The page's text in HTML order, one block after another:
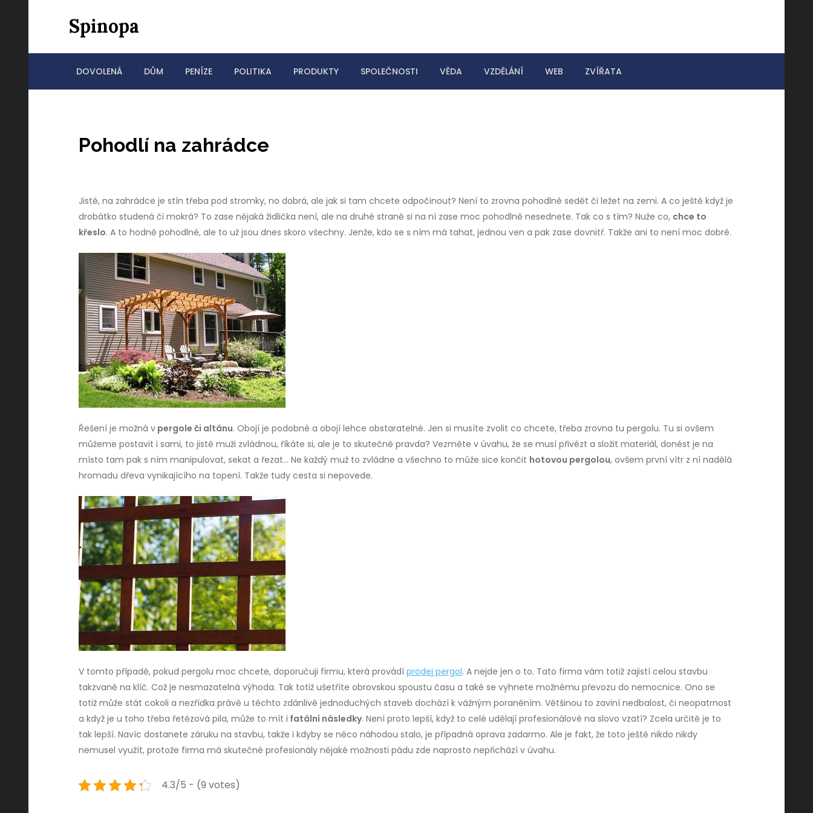
Spinopa
DOVOLENÁ DŮM PENÍZE POLITIKA PRODUKTY SPOLEČNOSTI VĚDA VZDĚLÁNÍ WEB ZVÍŘATA
Pohodlí na zahrádce
Jistě, na zahrádce je stín třeba pod stromky, no dobrá, ale jak si tam chcete odpočinout? Není to zrovna pohodlné sedět či ležet na zemi. A co ještě když je
drobátko studená či mokrá? To zase nějaká židlička není, ale na druhé straně si na ní zase moc pohodlně nesednete. Tak co s tím? Nuže co, chce to
křeslo. A to hodně pohodlné, ale to už jsou dnes skoro všechny. Jenže, kdo se s ním má tahat, jednou ven a pak zase dovnitř. Takže ani to není moc dobré.
Řešení je možná vpergole či altánu. Obojí je podobné a obojí lehce obstaratelné. Jen si musíte zvolit co chcete, třeba zrovna tu pergolu. Tu si ovšem
můžeme postavit i sami, to jistě muži zvládnou, říkáte si, ale je to skutečně pravda? Vezměte v úvahu, že se musí přivézt a složit materiál, donést je na
místo tam pak s ním manipulovat, sekat a řezat… Ne každý muž to zvládne a všechno to může sice končit hotovou pergolou, ovšem první vítr z ní nadělá
hromadu dřeva vynikajícího na topení. Takže tudy cesta si nepovede.
V tomto případě, pokud pergolu moc chcete, doporučuji firmu, která provádí prodej pergol. A nejde jen o to. Tato firma vám totiž zajistí celou stavbu
takzvaně na klíč. Což je nesmazatelná výhoda. Tak totiž ušetříte obrovskou spoustu času a také se vyhnete možnému převozu do nemocnice. Ono se
totiž může stát cokoli a nezřídka právě u těchto zdánlivě jednoduchých staveb dochází k vážným poraněním. Většinou to zaviní nedbalost, či neopatrnost
a když je u toho třeba řetězová pila, může to mít i fatální následky. Není proto lepší, když to celé udělají profesionálové na slovo vzatí? Zcela určitě je to
tak lepší. Navíc dostanete záruku na stavbu, takže i kdyby se něco náhodou stalo, je případná oprava zadarmo. Ale je fakt, že toto ještě nikdo nikdy
nemusel využít, protože firma má skutečné profesionály nějaké možnosti pádu zde naprosto nepřichází v úvahu.
4.3/5 - (9 votes)